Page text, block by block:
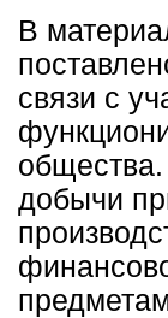
В
связи с
общества.
добычи